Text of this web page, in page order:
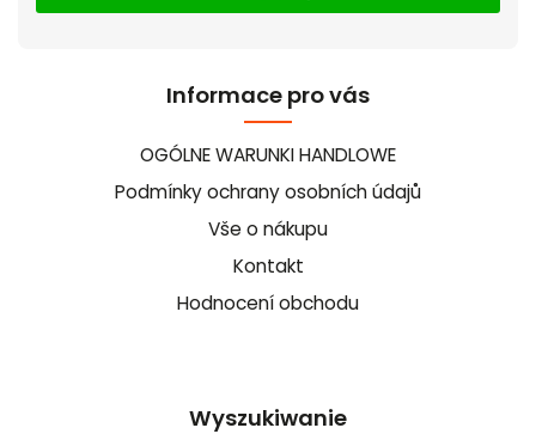
Informace pro vás
OGÓLNE WARUNKI HANDLOWE
Podmínky ochrany osobních údajů
Vše o nákupu
Kontakt
Hodnocení obchodu
Wyszukiwanie